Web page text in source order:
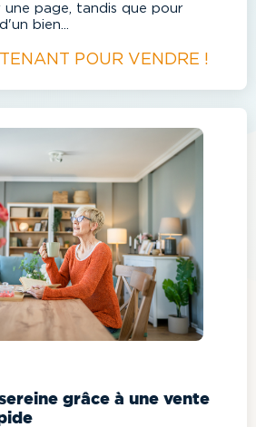
page, tandis que pour
bien...
POUR VENDRE !
grâce à une vente